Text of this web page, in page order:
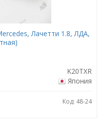
Лачетти 1.8, ЛДА,
K20TXR
Япония
Код: 48-24